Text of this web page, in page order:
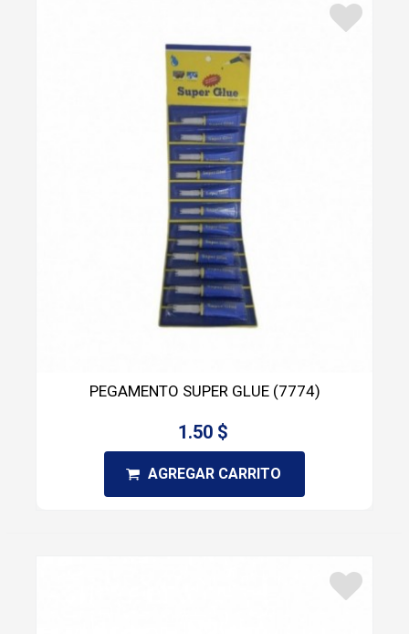
PEGAMENTO SUPER GLUE (7774)
1.50 $
AGREGAR CARRITO